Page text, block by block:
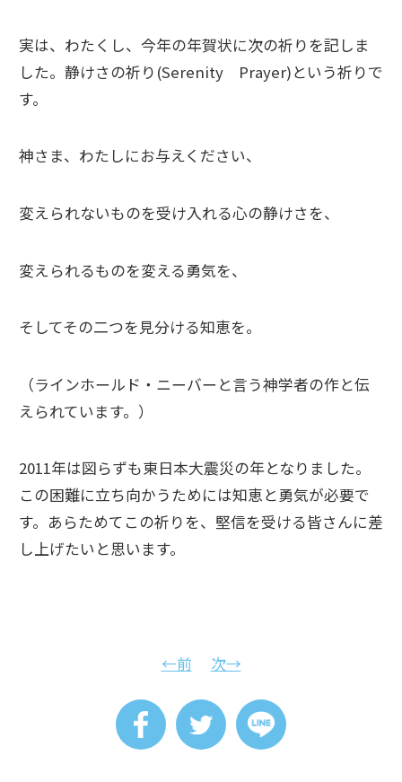
実は、わたくし、今年の年賀状に次の祈りを記しま
した。静けさの祈り(Serenity Prayer)という祈りで
す。
神さま、わたしにお与えください、
変えられないものを受け入れる心の静けさを、
変えられるものを変える勇気を、
そしてその二つを見分ける知恵を。
（ラインホールド・ニーバーと言う神学者の作と伝
えられています。）
2011年は図らずも東日本大震災の年となりました。
この困難に立ち向かうためには知恵と勇気が必要で
す。あらためてこの祈りを、堅信を受ける皆さんに差
し上げたいと思います。
←前 次→